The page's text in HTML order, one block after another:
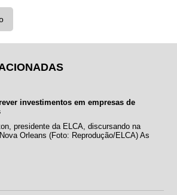
investimentos em empresas de
presidente da ELCA, discursando na
Orleans (Foto: Reprodução/ELCA) As